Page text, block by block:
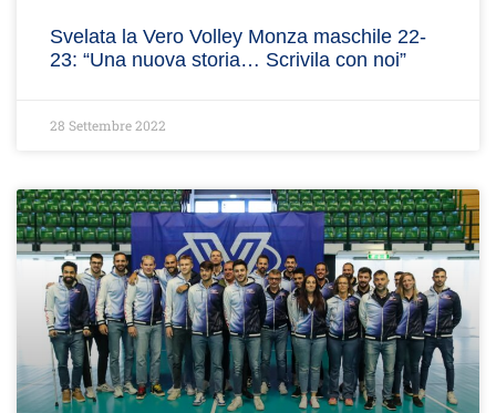
Svelata la Vero Volley Monza maschile 22-
23: “Una nuova storia… Scrivila con noi”
28 Settembre 2022